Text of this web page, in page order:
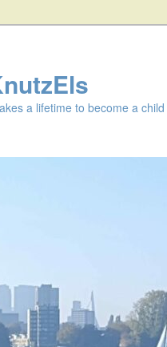
a lifetime to become a